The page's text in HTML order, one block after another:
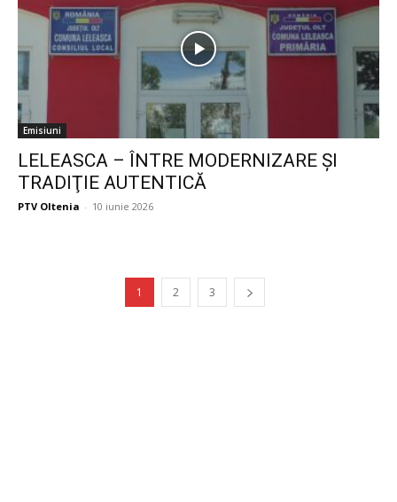
Emisiuni
LELEASCA – ÎNTRE MODERNIZARE ŞI
TRADIŢIE AUTENTICĂ
PTV Oltenia - 10 iunie 2026
1 2 3